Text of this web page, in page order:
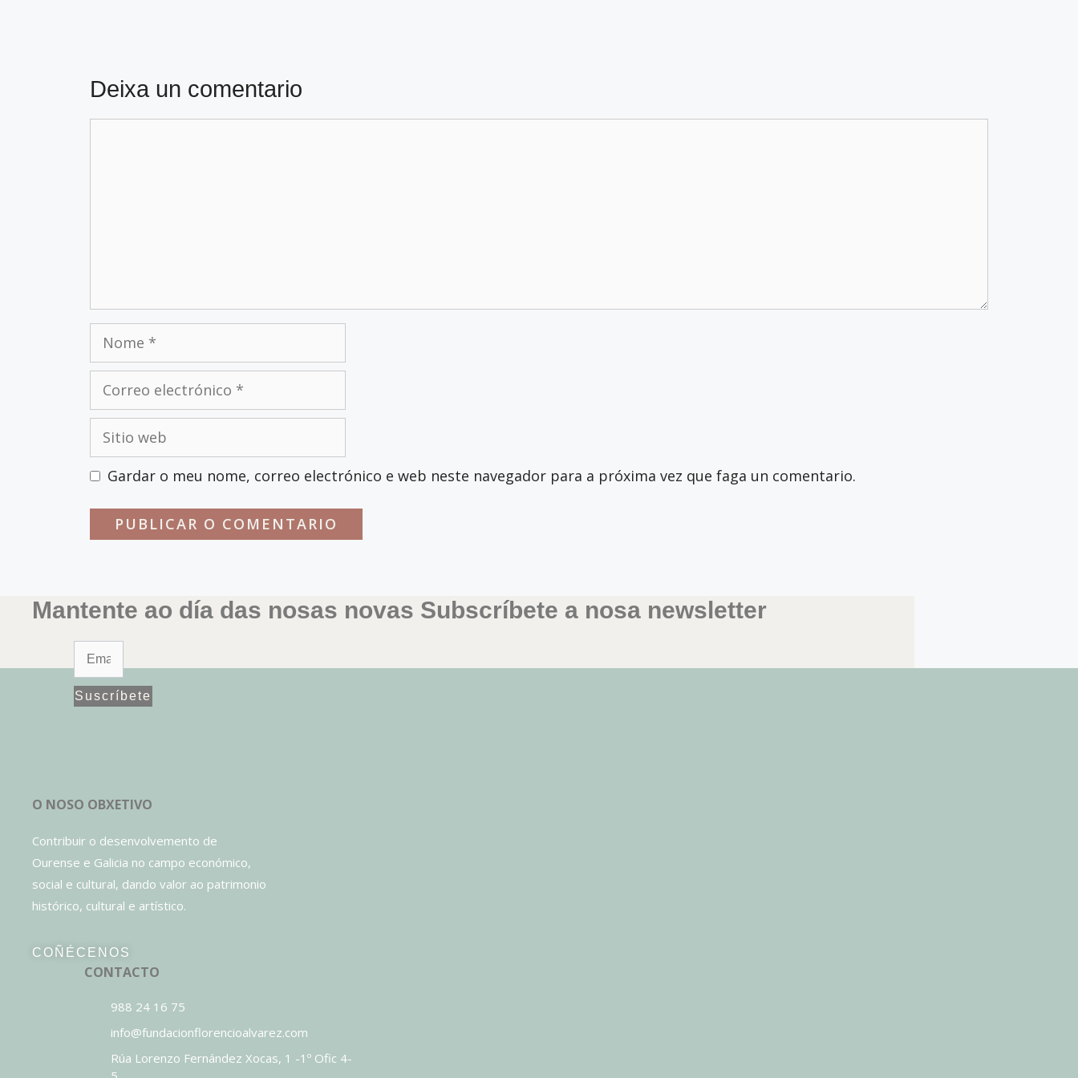
Deixa un comentario
Nome
Correo
electrónico
Sitio
web
Gardar o meu nome, correo electrónico e web neste navegador para a próxima vez que faga un comentario.
Mantente ao día das nosas novas Subscríbete a nosa newsletter
Suscríbete
O NOSO OBXETIVO
Contribuir o desenvolvemento de
Ourense e Galicia no campo económico,
social e cultural, dando valor ao patrimonio
histórico, cultural e artístico.
COÑÉCENOS
CONTACTO
988 24 16 75
info@fundacionflorencioalvarez.com
Rúa Lorenzo Fernández Xocas, 1 -1º Ofic 4-